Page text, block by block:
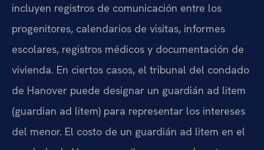
incluyen registros de comunicación entre los
progenitores, calendarios de visitas, informes
escolares, registros médicos y documentación de
vivienda. En ciertos casos, el tribunal del condado
de Hanover puede designar un guardián ad litem
(guardian ad litem) para representar los intereses
del menor. El costo de un guardián ad litem en el